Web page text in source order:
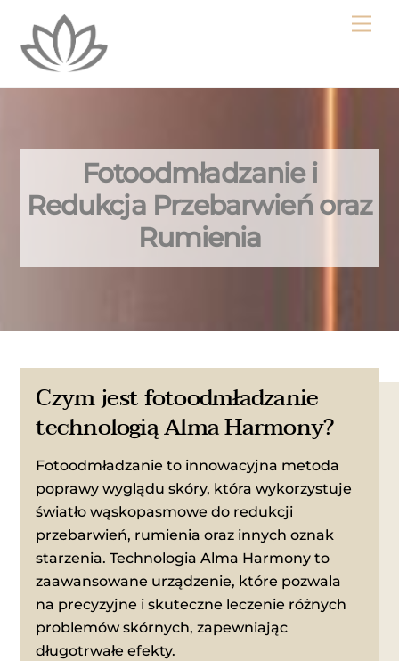
content
Fotoodmładzanie i
Redukcja Przebarwień oraz
Rumienia
Czym jest fotoodmładzanie
technologią Alma Harmony?
Fotoodmładzanie to innowacyjna metoda
poprawy wyglądu skóry, która wykorzystuje
światło wąskopasmowe do redukcji
przebarwień, rumienia oraz innych oznak
starzenia. Technologia Alma Harmony to
zaawansowane urządzenie, które pozwala
na precyzyjne i skuteczne leczenie różnych
problemów skórnych, zapewniając
długotrwałe efekty.